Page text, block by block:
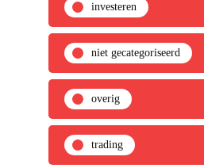
investeren
niet gecategoriseerd
overig
trading